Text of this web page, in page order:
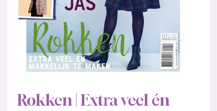
Rokken | Extra veel én